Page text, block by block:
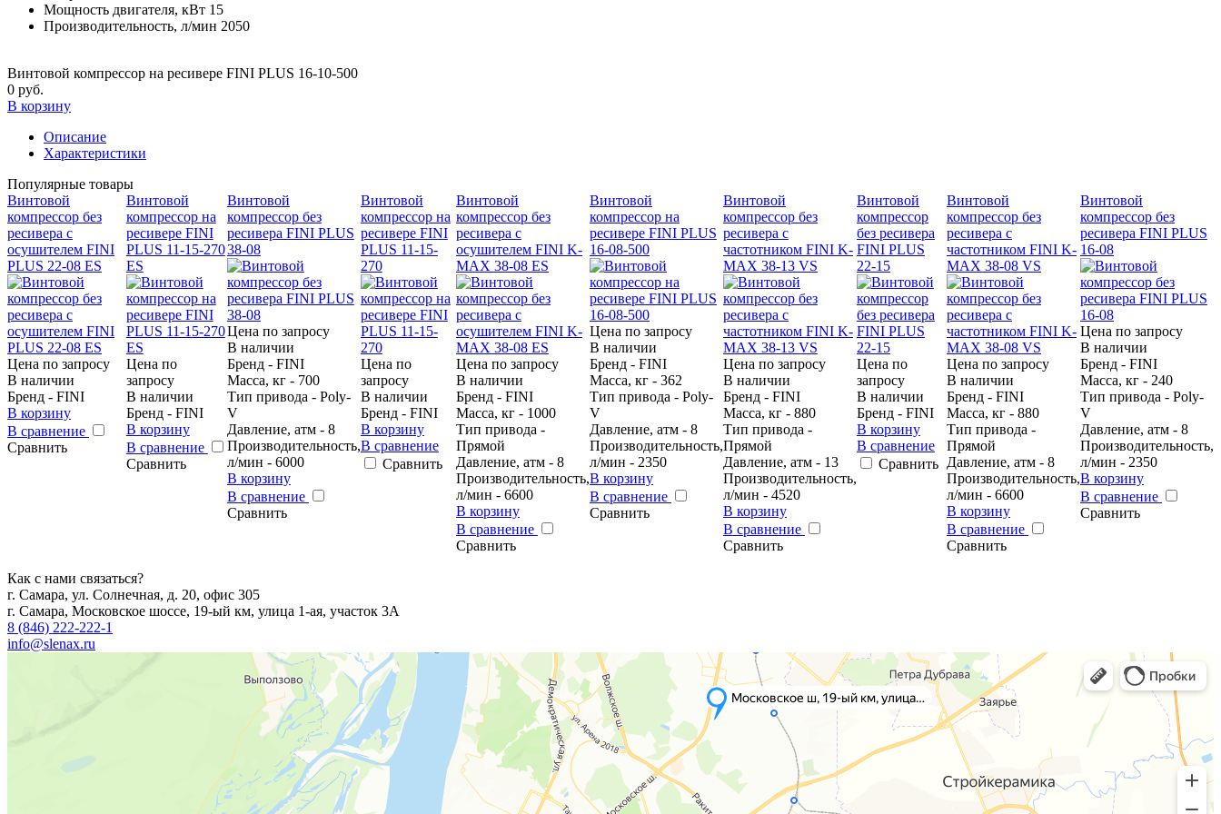
Мощность двигателя, кВт 15
Производительность, л/мин 2050
Винтовой компрессор на ресивере FINI PLUS 16-10-500
0 руб.
В корзину
Описание
Характеристики
Популярные товары
Винтовой
компрессор без
ресивера с
осушителем FINI
PLUS 22-08 ES
Цена по запросу
В наличии
Бренд - FINI
В корзину
В сравнение
Сравнить
Винтовой
компрессор на
ресивере FINI
PLUS 11-15-270
ES
Цена по
запросу
В наличии
Бренд - FINI
В корзину
В сравнение
Сравнить
Винтовой
компрессор без
ресивера FINI PLUS
38-08
Цена по запросу
В наличии
Бренд - FINI
Масса, кг - 700
Тип привода - Poly-
V
Давление, атм - 8
Производительность,
л/мин - 6000
В корзину
В сравнение
Сравнить
Винтовой
компрессор на
ресивере FINI
PLUS 11-15-
270
Цена по
запросу
В наличии
Бренд - FINI
В корзину
В сравнение
Сравнить
Винтовой
компрессор без
ресивера с
осушителем FINI K-
MAX 38-08 ES
Цена по запросу
В наличии
Бренд - FINI
Масса, кг - 1000
Тип привода -
Прямой
Давление, атм - 8
Производительность,
л/мин - 6600
В корзину
В сравнение
Сравнить
Винтовой
компрессор на
ресивере FINI PLUS
16-08-500
Цена по запросу
В наличии
Бренд - FINI
Масса, кг - 362
Тип привода - Poly-
V
Давление, атм - 8
Производительность,
л/мин - 2350
В корзину
В сравнение
Сравнить
Винтовой
компрессор без
ресивера с
частотником FINI K-
MAX 38-13 VS
Цена по запросу
В наличии
Бренд - FINI
Масса, кг - 880
Тип привода -
Прямой
Давление, атм - 13
Производительность,
л/мин - 4520
В корзину
В сравнение
Сравнить
Винтовой
компрессор
без ресивера
FINI PLUS
22-15
Цена по
запросу
В наличии
Бренд - FINI
В корзину
В сравнение
Сравнить
Винтовой
компрессор без
ресивера с
частотником FINI K-
MAX 38-08 VS
Цена по запросу
В наличии
Бренд - FINI
Масса, кг - 880
Тип привода -
Прямой
Давление, атм - 8
Производительность,
л/мин - 6600
В корзину
В сравнение
Сравнить
Винтовой
компрессор без
ресивера FINI PLUS
16-08
Цена по запросу
В наличии
Бренд - FINI
Масса, кг - 240
Тип привода - Poly-
V
Давление, атм - 8
Производительность,
л/мин - 2350
В корзину
В сравнение
Сравнить
Как с нами связаться?
г. Самара, ул. Солнечная, д. 20, офис 305
г. Самара, Московское шоссе, 19-ый км, улица 1-ая, участок 3А
8 (846) 222-222-1
info@slenax.ru